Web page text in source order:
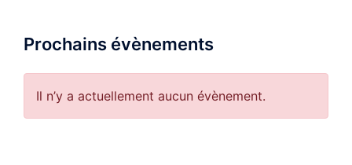
Prochains évènements
Il n’y a actuellement aucun évènement.